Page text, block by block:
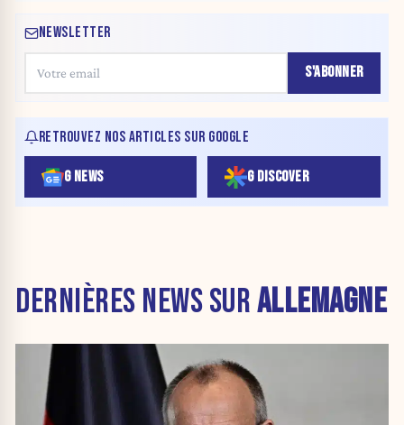
NEWSLETTER
S'ABONNER
RETROUVEZ NOS ARTICLES SUR GOOGLE
G NEWS G DISCOVER
DERNIÈRES NEWS SURALLEMAGNE